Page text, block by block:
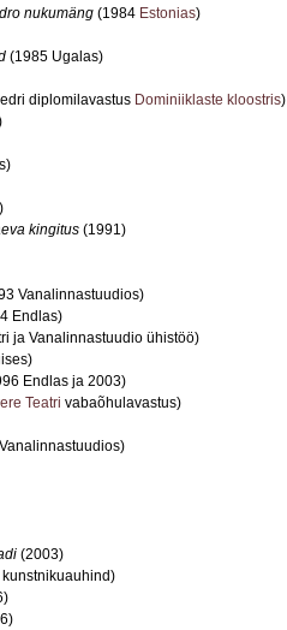
nukumäng (1984 Estonias)
(1985 Ugalas)
diplomilavastus Dominiiklaste kloostris)
kingitus (1991)
Vanalinnastuudios)
Endlas)
ja Vanalinnastuudio ühistöö)
Endlas ja 2003)
Teatri vabaõhulavastus)
(2003)